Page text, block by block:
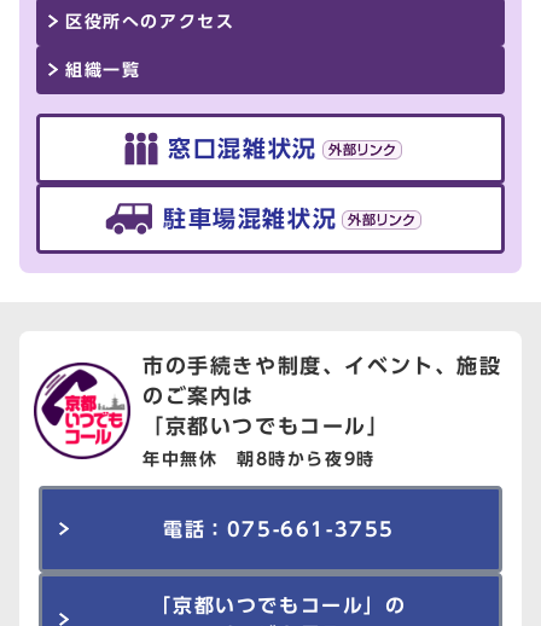
区役所へのアクセス
組織一覧
窓口混雑状況
駐車場混雑状況
市の手続きや制度、イベント、施設
のご案内は
「京都いつでもコール」
年中無休 朝8時から夜9時
電話：075-661-3755
「京都いつでもコール」の